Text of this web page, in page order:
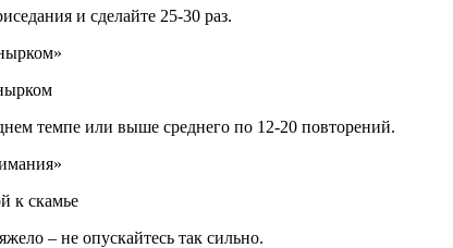
и сделайте 25-30 раз.
темпе или выше среднего по 12-20 повторений.
– не опускайтесь так сильно.